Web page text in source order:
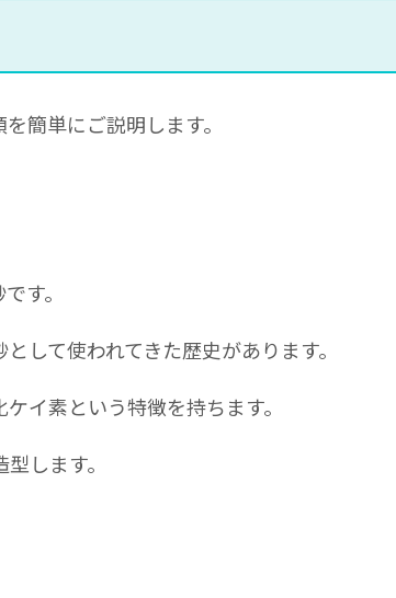
簡単にご説明します。
す。
して使われてきた歴史があります。
イ素という特徴を持ちます。
します。